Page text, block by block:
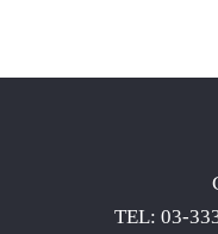
TEL: 03-